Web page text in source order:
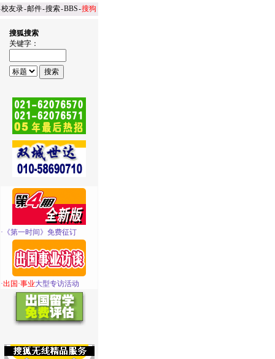
校友录-邮件-搜索-BBS-搜狗
搜狐搜索
关键字：
· 《第一时间》免费征订
·出国·事业大型专访活动